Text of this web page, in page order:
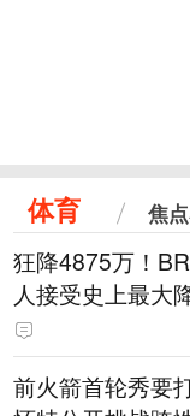
体育 焦
狂降4875万！
人接受史上最大
6%
前火箭首轮秀要